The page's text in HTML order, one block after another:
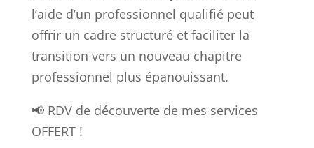
l’aide d’un professionnel qualifié peut
offrir un cadre structuré et faciliter la
transition vers un nouveau chapitre
professionnel plus épanouissant.
📢 RDV de découverte de mes services
OFFERT !